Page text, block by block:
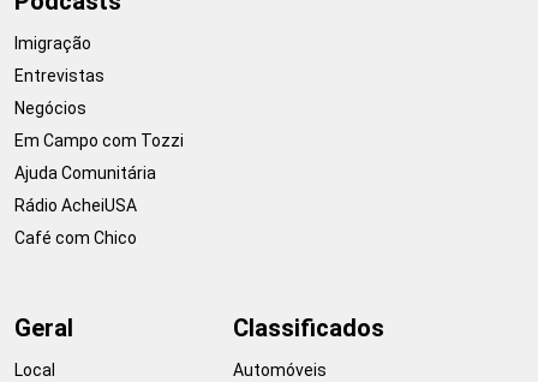
Imigração
Entrevistas
Negócios
Em Campo com Tozzi
Ajuda Comunitária
Rádio AcheiUSA
Café com Chico
Geral
Local
Classificados
Automóveis